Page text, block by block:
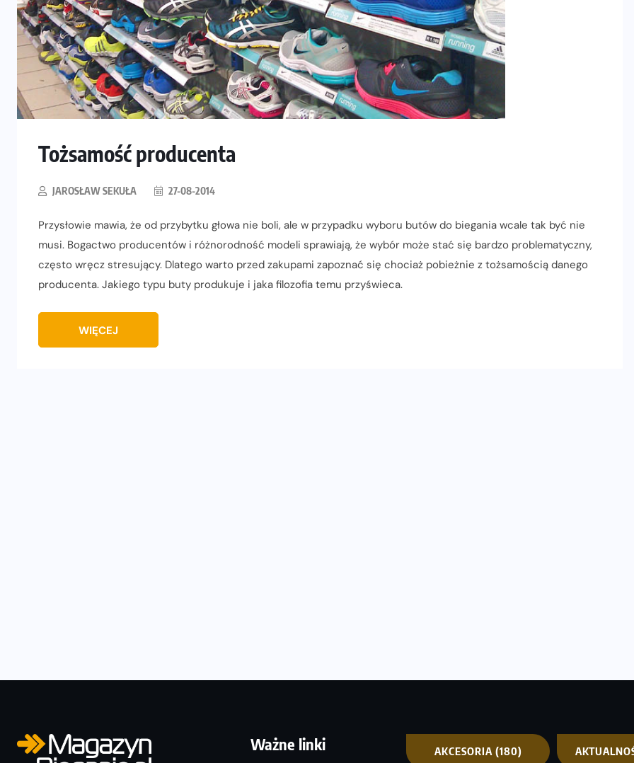
Tożsamość producenta
JAROSŁAW SEKUŁA 27-08-2014
Przysłowie mawia, że od przybytku głowa nie boli, ale w przypadku wyboru butów do biegania wcale tak być nie
musi. Bogactwo producentów i różnorodność modeli sprawiają, że wybór może stać się bardzo problematyczny,
często wręcz stresujący. Dlatego warto przed zakupami zapoznać się chociaż pobieżnie z tożsamością danego
producenta. Jakiego typu buty produkuje i jaka filozofia temu przyświeca.
WIĘCEJ
Ważne linki AKCESORIA (180)